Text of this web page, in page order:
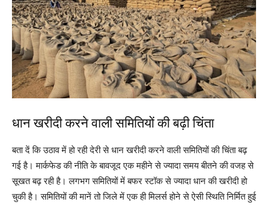
धान खरीदी करने वाली समितियों की बढ़ी चिंता
बता दें कि उठाव में हो रही देरी से धान खरीदी करने वाली समितियों की चिंता बढ़
गई है। मार्कफेड की नीति के बावजूद एक महीने से ज्यादा समय बीतने की वजह से
सूखत बढ़ रही है। लगभग समितियों में बफर स्टॉक से ज्यादा धान की खरीदी हो
चुकी है। समितियों की मानें तो जिले में एक ही मिलर्स होने से ऐसी स्थिति निर्मित हुई